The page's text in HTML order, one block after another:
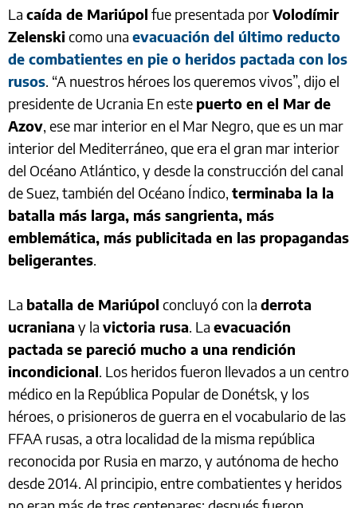
La caída de Mariúpol fue presentada porVolodímir
Zelenskicomo una evacuación del último reducto
de combatientes en pie o heridos pactada con los
rusos. “A nuestros héroes los queremos vivos”, dijo el
presidente de Ucrania En este puerto en el Mar de
Azov, ese mar interior en el Mar Negro, que es un mar
interior del Mediterráneo, que era el gran mar interior
del Océano Atlántico, y desde la construcción del canal
de Suez, también del Océano Índico, terminaba la la
batalla más larga, más sangrienta, más
emblemática, más publicitada en las propagandas
beligerantes.
La batalla de Mariúpol concluyó con la derrota
ucraniana y la victoria rusa. La evacuación
pactada se pareció mucho a una rendición
incondicional. Los heridos fueron llevados a un centro
médico en la República Popular de Donétsk, y los
héroes, o prisioneros de guerra en el vocabulario de las
FFAA rusas, a otra localidad de la misma república
reconocida por Rusia en marzo, y autónoma de hecho
desde 2014. Al principio, entre combatientes y heridos